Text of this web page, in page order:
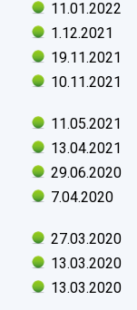
11.01.2022
1.12.2021
19.11.2021
10.11.2021
11.05.2021
13.04.2021
29.06.2020
7.04.2020
27.03.2020
13.03.2020
13.03.2020